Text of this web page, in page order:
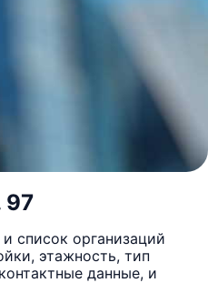
97
список организаций
этажность, тип
данные, и